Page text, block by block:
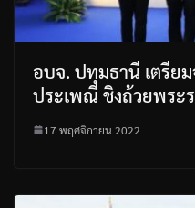
อบจ. ปทุมธานี เตรีย
ประเพณี ชิงถ้วยพระ
17 พฤศจิกายน 2022